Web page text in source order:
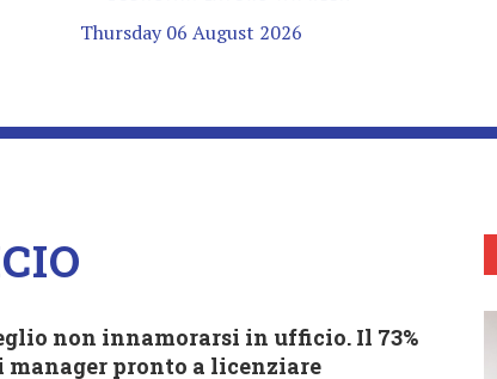
Thursday 06 August 2026
non innamorarsi in ufficio. Il 73%
manager pronto a licenziare